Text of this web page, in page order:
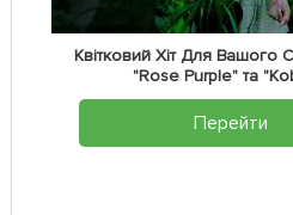
Квітковий Хіт Для Вашого
"Rose Purple" та
Перейти